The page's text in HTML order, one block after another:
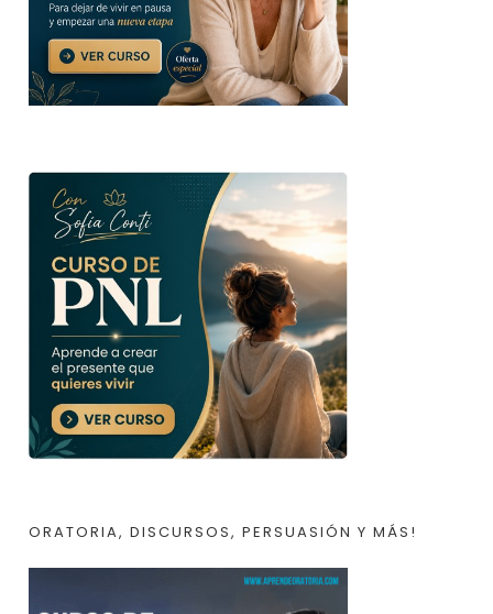
ORATORIA, DISCURSOS, PERSUASIÓN Y MÁS!